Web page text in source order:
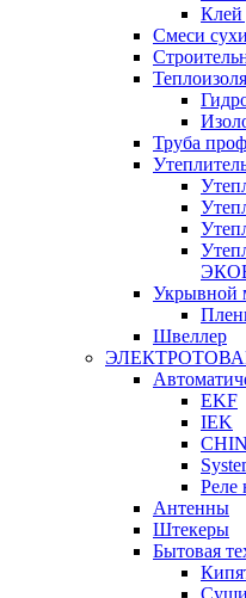
Клей
Смеси
Труба
Укрывной
Швеллер
EKF
IEK
Реле
Антенны
Штекеры
Бытовая